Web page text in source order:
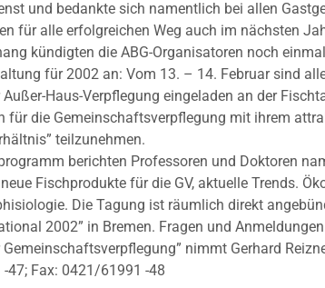
und bedankte sich namentlich bei allen
für alle erfolgreichen Weg auch im nächsten
kündigten die ABG-Organisatoren noch
für 2002 an: Vom 13. – 14. Februar sind
Außer-Haus-Verpflegung eingeladen an der
für die Gemeinschaftsverpflegung mit ihrem
teilzunehmen.
berichten Professoren und Doktoren
Fischprodukte für die GV, aktuelle Trends.
Die Tagung ist räumlich direkt
2002” in Bremen. Fragen und
Gemeinschaftsverpflegung” nimmt Gerhard
47; Fax: 0421/61991 -48